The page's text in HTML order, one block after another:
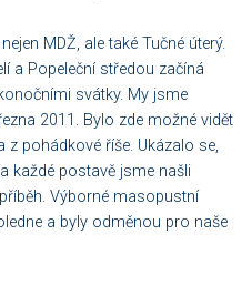
MDŽ, ale také Tučné úterý.
a Popeleční středou začíná
svátky. My jsme
2011. Bylo zde možné vidět
pohádkové říše. Ukázalo se,
každé postavě jsme našli
Výborné masopustní
a byly odměnou pro naše